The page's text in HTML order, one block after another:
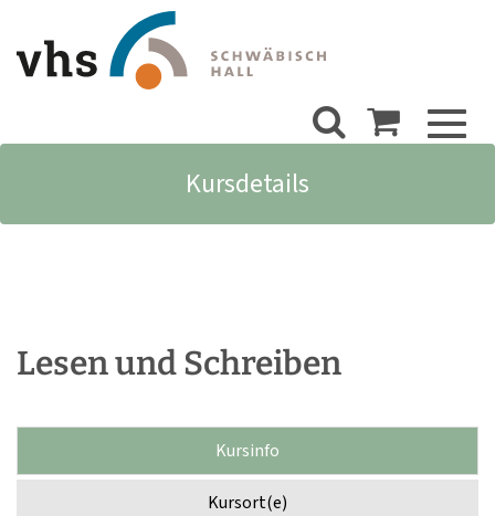
Kursdetails
Lesen und Schreiben
Kursinfo
Kursort(e)